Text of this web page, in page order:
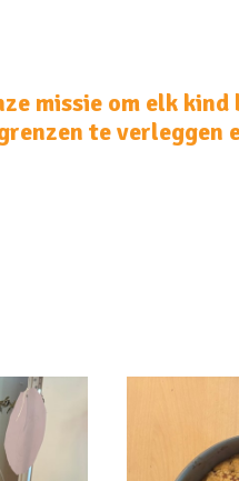
missie om elk
te verleggen